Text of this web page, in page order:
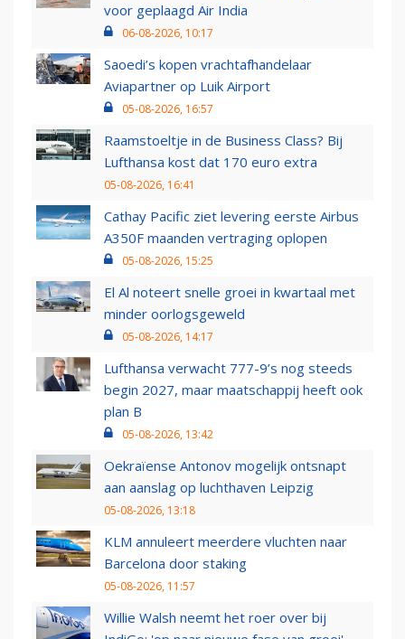
voor geplaagd Air India
06-08-2026, 10:17
Saoedi’s kopen vrachtafhandelaar
Aviapartner op Luik Airport
05-08-2026, 16:57
Raamstoeltje in de Business Class? Bij
Lufthansa kost dat 170 euro extra
05-08-2026, 16:41
Cathay Pacific ziet levering eerste Airbus
A350F maanden vertraging oplopen
05-08-2026, 15:25
El Al noteert snelle groei in kwartaal met
minder oorlogsgeweld
05-08-2026, 14:17
Lufthansa verwacht 777-9’s nog steeds
begin 2027, maar maatschappij heeft ook
plan B
05-08-2026, 13:42
Oekraïense Antonov mogelijk ontsnapt
aan aanslag op luchthaven Leipzig
05-08-2026, 13:18
KLM annuleert meerdere vluchten naar
Barcelona door staking
05-08-2026, 11:57
Willie Walsh neemt het roer over bij